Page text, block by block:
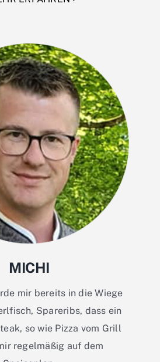
MICHI
mir bereits in die Wiege
Spareribs, dass ein
so wie Pizza vom Grill
regelmäßig auf dem